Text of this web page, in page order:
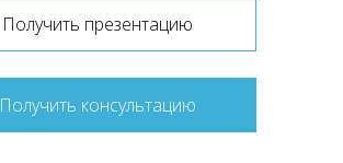
Получить презентацию
Получить консультацию